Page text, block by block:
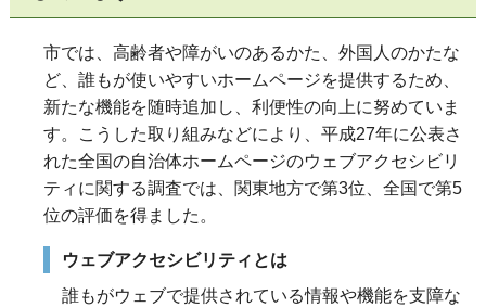
市では、高齢者や障がいのあるかた、外国人のかたな
ど、誰もが使いやすいホームページを提供するため、
新たな機能を随時追加し、利便性の向上に努めていま
す。こうした取り組みなどにより、平成27年に公表さ
れた全国の自治体ホームページのウェブアクセシビリ
ティに関する調査では、関東地方で第3位、全国で第5
位の評価を得ました。
ウェブアクセシビリティとは
誰もがウェブで提供されている情報や機能を支障な